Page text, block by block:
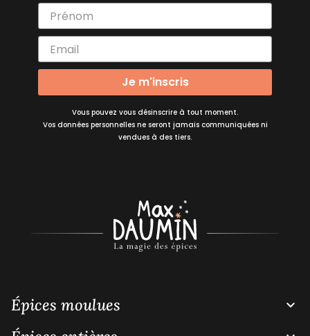
Je m'inscris
Vous pouvez vous désinscrire à tout moment.
Vos données personnelles ne seront jamais communiquées ni
vendues à des tiers.
Épices moulues 